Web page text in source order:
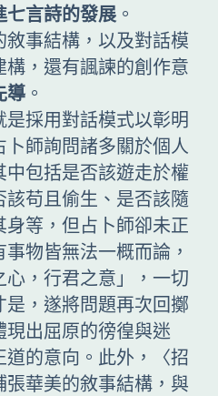
七言詩的發展 。
事結構，以及對話模
，還有諷諫的創作意
導 。
採用對話模式以彰明
師詢問諸多關於個人
包括是否該遊走於權
苟且偷生、是否該隨
等，但占卜師卻未正
物皆無法一概而論，
心，行君之意」，一切
，遂將問題再次回擲
現出屈原的徬徨與迷
的意向。此外，〈招
華美的敘事結構，與